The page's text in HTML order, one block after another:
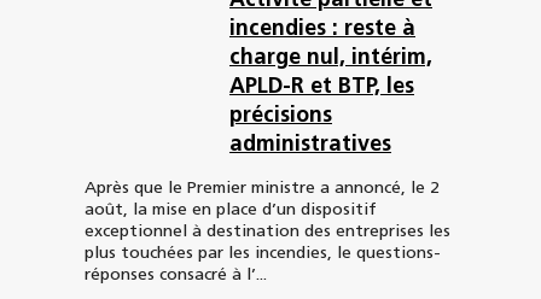
incendies : reste à
charge nul, intérim,
APLD-R et BTP, les
précisions
administratives
Après que le Premier ministre a annoncé, le 2
août, la mise en place d’un dispositif
exceptionnel à destination des entreprises les
plus touchées par les incendies, le questions-
réponses consacré à l’...